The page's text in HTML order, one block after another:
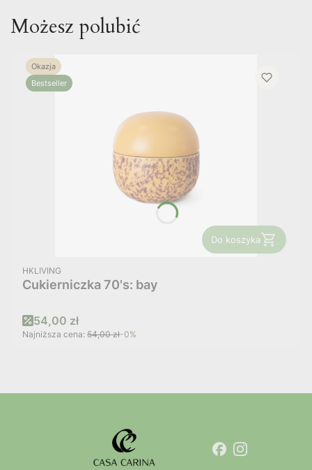
Możesz polubić
Okazja
Bestseller
Do koszyka
PRODUCENT
HKLIVING
Cukierniczka 70's: bay
Cena promocyjna
54,00 zł
Najniższa cena: 54,00 zł-0%